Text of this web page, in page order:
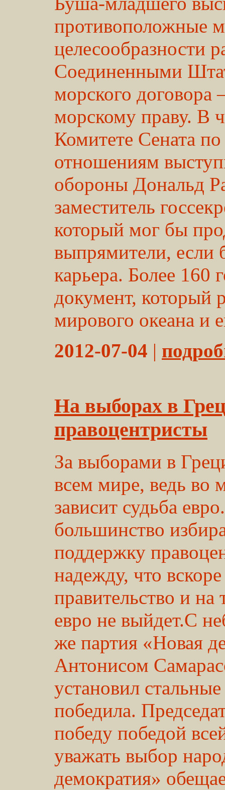
противоположные
целесообразности
Соединенными
морского
морскому праву. В
Комитете Сената
отношениям
обороны Дональд
заместитель
который мог бы
выпрямители, если
карьера. Более 160
документ, который
мирового океана и
2012-07-04 |
На выборах в
правоцентристы
За выборами в
всем мире, ведь во
зависит судьба
большинство
поддержку
надежду, что
правительство и
евро не выйдет.С
же партия «Новая
Антонисом
установил
победила.
победу победой
уважать выбор
демократия»